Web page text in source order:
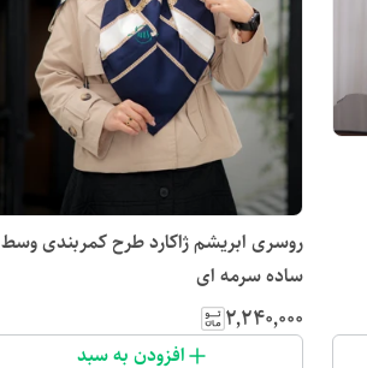
روسری ابریشم ژاکارد طرح کمربندی وسط
ساده سرمه ای
۲٬۲۴۰٬۰۰۰
افزودن به سبد